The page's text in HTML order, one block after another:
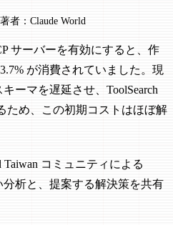
著者：Claude World
サーバーを有効にすると、作
が消費されていました。現
ーマを遅延させ、ToolSearch
ため、この初期コストはほぼ解
Taiwan コミュニティによる
分析と、提案する解決策を共有